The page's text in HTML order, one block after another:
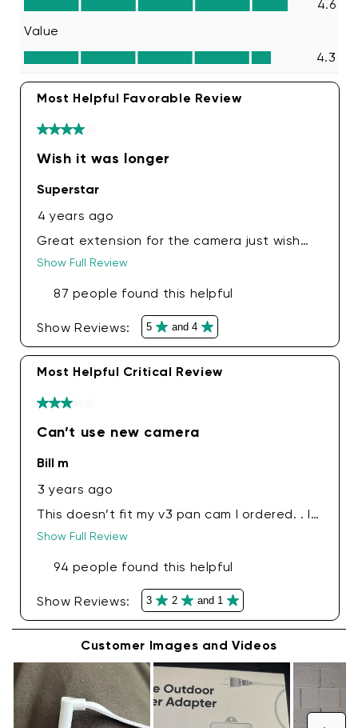
intempéries IP67
Certification: FCC, UL
Garantie: 1 an